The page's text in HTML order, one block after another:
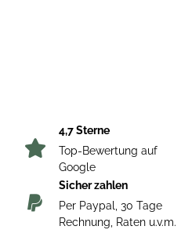
Original 150 g/m² + 120
Links gedreht).
4,7 Sterne
Top-Bewertung auf
Google
Sicher zahlen
Per Paypal, 30 Tage
Rechnung, Raten u.v.m.